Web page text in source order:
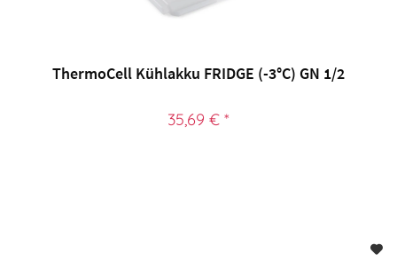
ThermoCell Kühlakku FRIDGE (-3°C) GN 1/2
35,69 € *